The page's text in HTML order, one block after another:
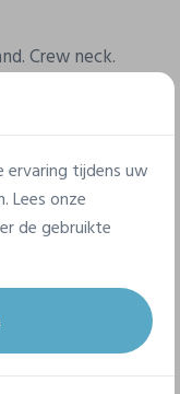
Crew neck.
ervaring tijdens uw
Lees onze
de gebruikte